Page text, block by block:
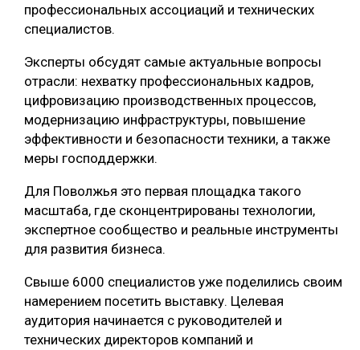
профессиональных ассоциаций и технических
специалистов.
Эксперты обсудят самые актуальные вопросы
отрасли: нехватку профессиональных кадров,
цифровизацию производственных процессов,
модернизацию инфраструктуры, повышение
эффективности и безопасности техники, а также
меры господдержки.
Для Поволжья это первая площадка такого
масштаба, где сконцентрированы технологии,
экспертное сообщество и реальные инструменты
для развития бизнеса.
Свыше 6000 специалистов уже поделились своим
намерением посетить выставку. Целевая
аудитория начинается с руководителей и
технических директоров компаний и